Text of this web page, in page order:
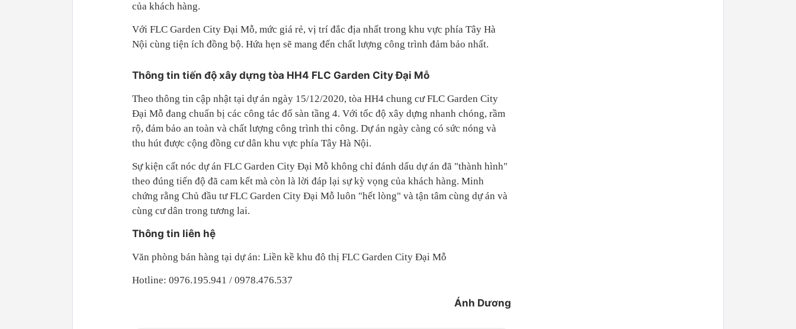
của khách hàng.
Với FLC Garden City Đại Mỗ, mức giá rẻ, vị trí đắc địa nhất trong khu vực phía Tây Hà
Nội cùng tiện ích đồng bộ. Hứa hẹn sẽ mang đến chất lượng công trình đảm bảo nhất.
Thông tin tiến độ xây dựng tòa HH4 FLC Garden City Đại Mỗ
Theo thông tin cập nhật tại dự án ngày 15/12/2020, tòa HH4 chung cư FLC Garden City
Đại Mỗ đang chuẩn bị các công tác đổ sàn tầng 4. Với tốc độ xây dựng nhanh chóng, rầm
rộ, đảm bảo an toàn và chất lượng công trình thi công. Dự án ngày càng có sức nóng và
thu hút được cộng đồng cư dân khu vực phía Tây Hà Nội.
Sự kiện cất nóc dự án FLC Garden City Đại Mỗ không chỉ đánh dấu dự án đã "thành hình"
theo đúng tiến độ đã cam kết mà còn là lời đáp lại sự kỳ vọng của khách hàng. Minh
chứng rằng Chủ đầu tư FLC Garden City Đại Mỗ luôn "hết lòng" và tận tâm cùng dự án và
cùng cư dân trong tương lai.
Thông tin liên hệ
Văn phòng bán hàng tại dự án: Liền kề khu đô thị FLC Garden City Đại Mỗ
Hotline: 0976.195.941 / 0978.476.537
Ánh Dương